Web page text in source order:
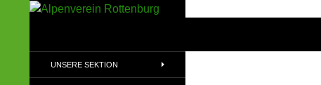
Alpenvereins (DAV) e.V
UNSERE SEKTION